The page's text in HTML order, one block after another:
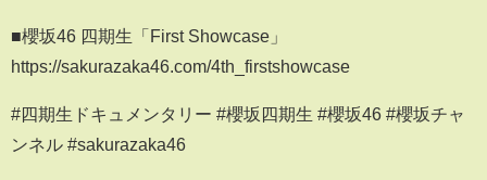
■櫻坂46 四期生「First Showcase」
https://sakurazaka46.com/4th_firstshowcase
#四期生ドキュメンタリー #櫻坂四期生 #櫻坂46 #櫻坂チャ
ンネル #sakurazaka46